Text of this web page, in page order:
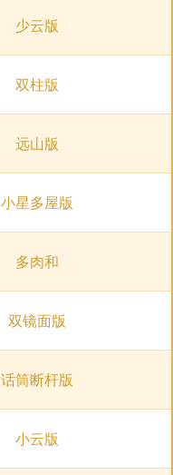
少云版
双柱版
远山版
小星多屋版
多肉和
双镜面版
话筒断杆版
小云版